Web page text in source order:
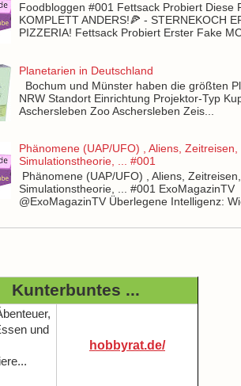
Foodbloggen #001 Fettsack Probiert Diese
KOMPLETT ANDERS!🍕 - STERNEKOCH
PIZZERIA! Fettsack Probiert Erster Fake
Planetarien in Deutschland
Bochum und Münster haben die größten
NRW Standort Einrichtung Projektor-Typ
Aschersleben Zoo Aschersleben Zeis...
Phänomene (UAP/UFO) , Aliens, Zeitreisen,
Simulationstheorie, ... #001
Phänomene (UAP/UFO) , Aliens, Zeitreisen,
Simulationstheorie, ... #001 ExoMagazinTV
@ExoMagazinTV Überlegene Intelligenz:
Kunterbuntes ...
und
hobbyrat.de/